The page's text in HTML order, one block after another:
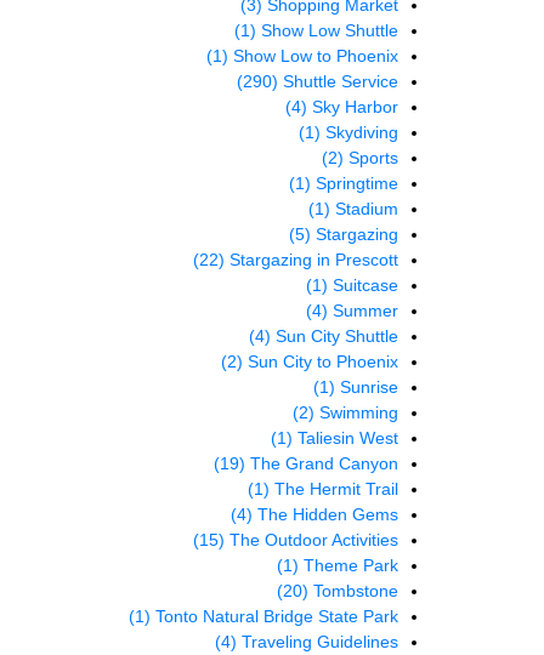
Shopping Market
(3)
Show Low Shuttle
(1)
Show Low to Phoenix
(1)
Shuttle Service
(290)
Sky Harbor
(4)
Skydiving
(1)
Sports
(2)
Springtime
(1)
Stadium
(1)
Stargazing
(5)
Stargazing in Prescott
(22)
Suitcase
(1)
Summer
(4)
Sun City Shuttle
(4)
Sun City to Phoenix
(2)
Sunrise
(1)
Swimming
(2)
Taliesin West
(1)
The Grand Canyon
(19)
The Hermit Trail
(1)
The Hidden Gems
(4)
The Outdoor Activities
(15)
Theme Park
(1)
Tombstone
(20)
Tonto Natural Bridge State Park
(1)
Traveling Guidelines
(4)